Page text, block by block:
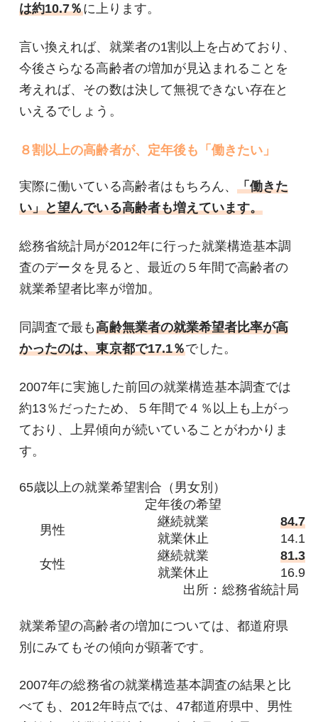
は約10.7％に上ります。
言い換えれば、就業者の1割以上を占めており、
今後さらなる高齢者の増加が見込まれることを
考えれば、その数は決して無視できない存在と
いえるでしょう。
８割以上の高齢者が、定年後も「働きたい」
実際に働いている高齢者はもちろん、「働きた
い」と望んでいる高齢者も増えています。
総務省統計局が2012年に行った就業構造基本調
査のデータを見ると、最近の５年間で高齢者の
就業希望者比率が増加。
同調査で最も高齢無業者の就業希望者比率が高
かったのは、東京都で17.1％でした。
2007年に実施した前回の就業構造基本調査では
約13％だったため、５年間で４％以上も上がっ
ており、上昇傾向が続いていることがわかりま
す。
65歳以上の就業希望割合（男女別）
定年後の希望
男性
継続就業
84.7
就業休止
14.1
女性
継続就業
81.3
就業休止
16.9
出所：総務省統計局
就業希望の高齢者の増加については、都道府県
別にみてもその傾向が顕著です。
2007年の総務省の就業構造基本調査の結果と比
べても、2012年時点では、47都道府県中、男性